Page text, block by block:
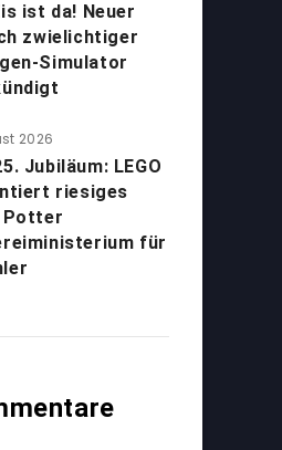
ist da! Neuer
zwielichtiger
Simulator
2026
Jubiläum: LEGO
riesiges
Potter
für